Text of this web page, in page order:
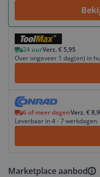
24 uurVerz. € 5,95
Over ongeveer 1 dag(en) in
Bekijk product
6 of meer dagenVerz. €
Leverbaar in 4 - 7 werkdagen
Bekijk product
Marketplace aanbod